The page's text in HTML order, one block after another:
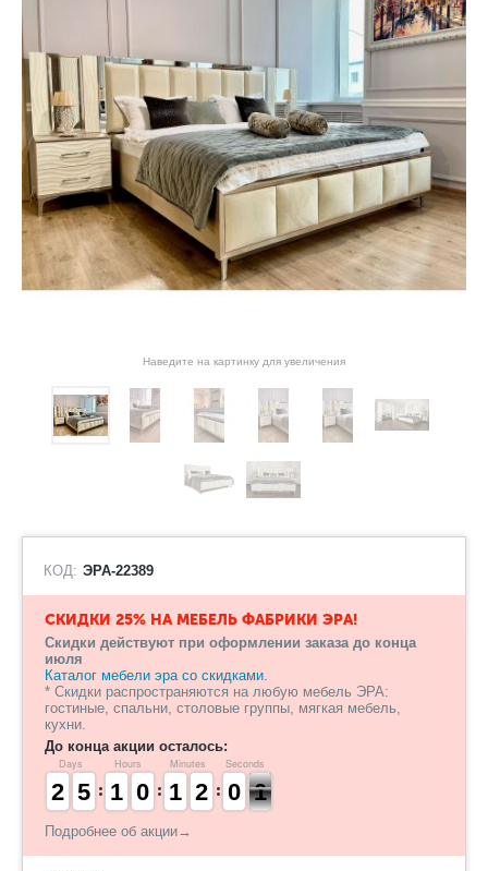
Наведите на картинку для увеличения
КОД: ЭРА-22389
СКИДКИ 25% НА МЕБЕЛЬ ФАБРИКИ ЭРА!
Скидки действуют при оформлении заказа до конца
июля
Каталог мебели эра со скидками.
* Скидки распространяются на любую мебель ЭРА:
гостиные, спальни, столовые группы, мягкая мебель,
кухни.
До конца акции осталось:
Days
1
1
2
2 4
4
5
5
Hours
1
1
1
1 9
9
0
0
Minutes
1
1
1
1 2
2
1
Seconds
0
0
5 0
0
9
Подробнее об акции→